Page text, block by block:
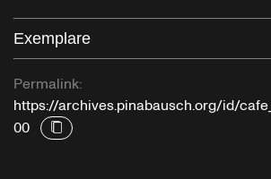
Exemplare
Permalink:
https://archives.pinabausch.org/id/
00